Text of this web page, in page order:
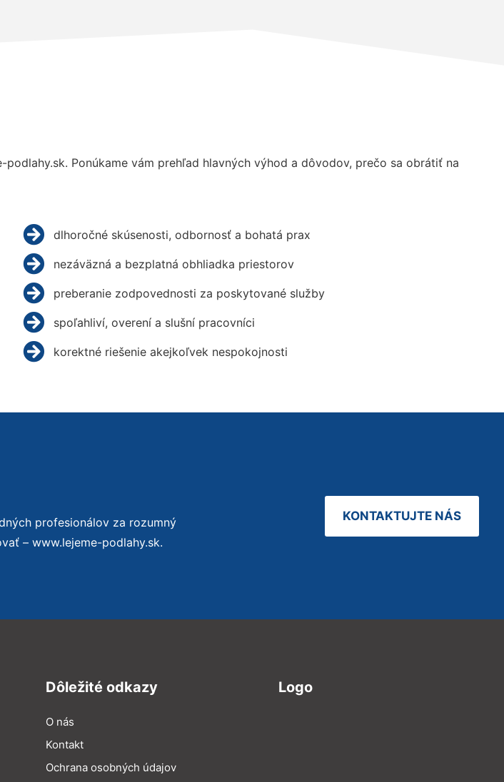
Ponúkame vám prehľad hlavných výhod a dôvodov, prečo sa obrátiť na
dlhoročné skúsenosti, odbornosť a bohatá prax
nezáväzná a bezplatná obhliadka priestorov
preberanie zodpovednosti za poskytované služby
spoľahliví, overení a slušní pracovníci
korektné riešenie akejkoľvek nespokojnosti
profesionálov za rozumný
– www.lejeme-podlahy.sk.
KONTAKTUJTE NÁS
Dôležité odkazy
O nás
Kontakt
Ochrana osobných údajov
Logo